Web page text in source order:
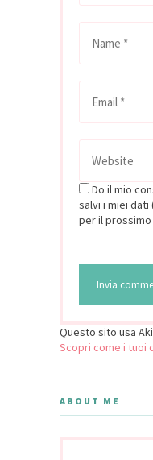
Do il mio
salvi i miei dati
per il
Questo sito usa
Scopri come i tuoi
ABOUT ME